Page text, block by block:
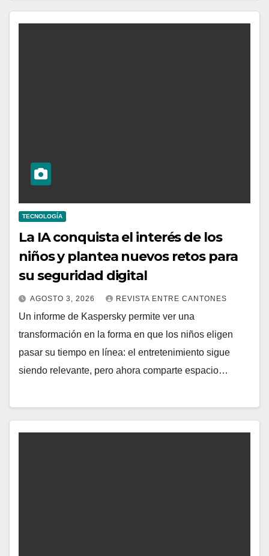
TECNOLOGÍA
La IA conquista el interés de los
niños y plantea nuevos retos para
su seguridad digital
AGOSTO 3, 2026 REVISTA ENTRE CANTONES
Un informe de Kaspersky permite ver una
transformación en la forma en que los niños eligen
pasar su tiempo en línea: el entretenimiento sigue
siendo relevante, pero ahora comparte espacio…